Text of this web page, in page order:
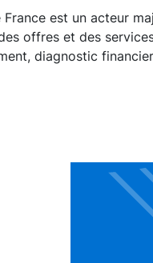
France est un acteur
offres et des
diagnostic